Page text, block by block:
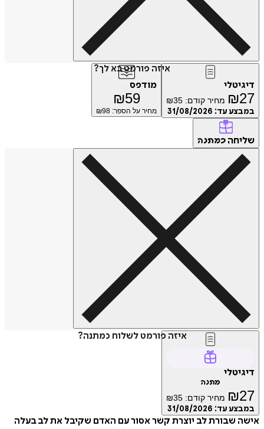
איזה פורמט בא לך?
דיגיטלי
₪27 מחיר קודם: ₪35
במבצע עד: 31/08/2026
מודפס
₪59
מחיר על הספר: ₪ 98
שליחה כמתנה
איזה פורמט לשלוח כמתנה?
דיגיטלי
מתנה
₪27 מחיר קודם: ₪35
במבצע עד: 31/08/2026
אישה שבורת לב יוצרת קשר אסור עם האדם שקיבל את לב בעלה